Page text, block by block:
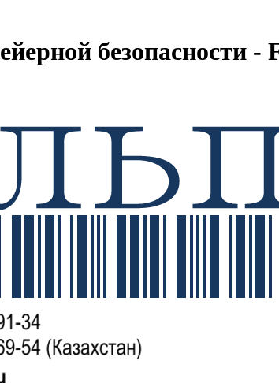
безопасности -